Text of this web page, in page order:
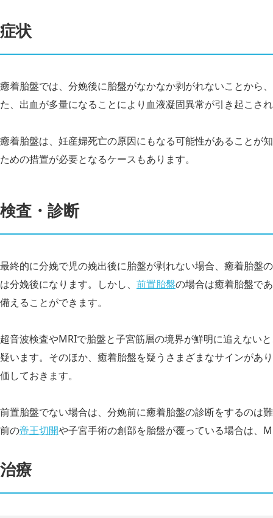
症状
癒着胎盤では、分娩後に胎盤がなかなか剥がれないことから
た、出血が多量になることにより血液凝固異常が引き起こさ
癒着胎盤は、妊産婦死亡の原因にもなる可能性があることが
ための措置が必要となるケースもあります。
検査・診断
最終的に分娩で児の娩出後に胎盤が剥れない場合、癒着胎盤
は分娩後になります。しかし、 前置胎盤の場合は癒着胎盤で
備えることができます。
超音波検査やMRIで胎盤と子宮筋層の境界が鮮明に追えない
疑います。そのほか、癒着胎盤を疑うさまざまなサインがあ
価しておきます。
前置胎盤でない場合は、分娩前に癒着胎盤の診断をするのは
前の帝王切開や子宮手術の創部を胎盤が覆っている場合は、
治療